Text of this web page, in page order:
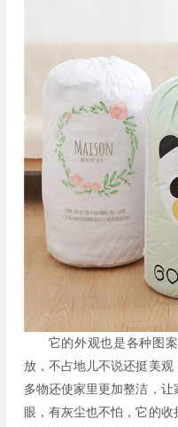
它的外观也是各种图
放，不占地儿不说还挺美
多物还使家里更加整洁，
眼，有灰尘也不怕，它的